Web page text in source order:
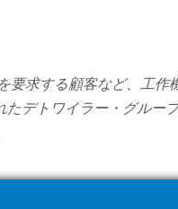
求する顧客など、工作
デトワイラー・グルー